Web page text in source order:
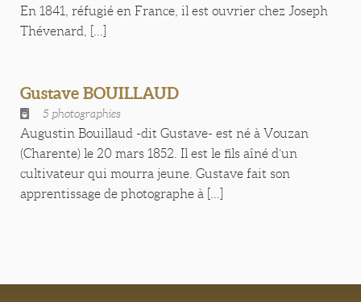
En 1841, réfugié en France, il est ouvrier chez Joseph
Thévenard, [...]
Gustave BOUILLAUD
5 photographies
Augustin Bouillaud -dit Gustave- est né à Vouzan
(Charente) le 20 mars 1852. Il est le fils aîné d’un
cultivateur qui mourra jeune. Gustave fait son
apprentissage de photographe à [...]